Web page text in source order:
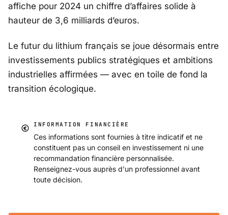
affiche pour 2024 un chiffre d’affaires solide à
hauteur de 3,6 milliards d’euros.
Le futur du lithium français se joue désormais entre
investissements publics stratégiques et ambitions
industrielles affirmées — avec en toile de fond la
transition écologique.
INFORMATION FINANCIÈRE
Ces informations sont fournies à titre indicatif et ne
constituent pas un conseil en investissement ni une
recommandation financière personnalisée.
Renseignez-vous auprès d'un professionnel avant
toute décision.